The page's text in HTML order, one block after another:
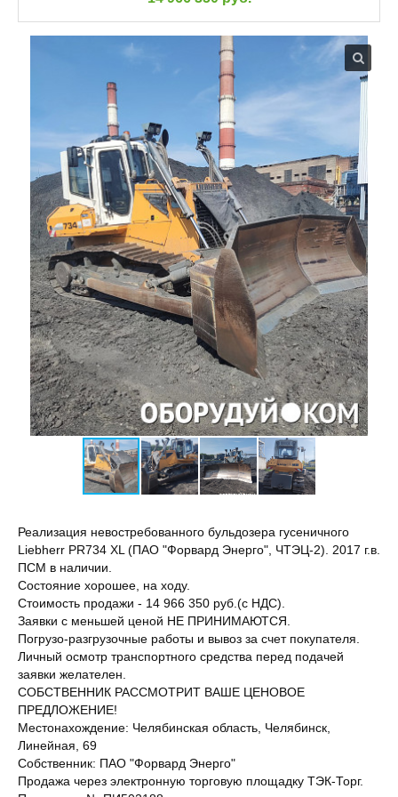
Реализация невостребованного бульдозера гусеничного
Liebherr PR734 XL (ПАО "Форвард Энерго", ЧТЭЦ-2). 2017 г.в.
ПСМ в наличии.
Состояние хорошее, на ходу.
Стоимость продажи - 14 966 350 руб.(с НДС).
Заявки с меньшей ценой НЕ ПРИНИМАЮТСЯ.
Погрузо-разгрузочные работы и вывоз за счет покупателя.
Личный осмотр транспортного средства перед подачей
заявки желателен.
СОБСТВЕННИК РАССМОТРИТ ВАШЕ ЦЕНОВОЕ
ПРЕДЛОЖЕНИЕ!
Местонахождение: Челябинская область, Челябинск,
Линейная, 69
Собственник: ПАО "Форвард Энерго"
Продажа через электронную торговую площадку ТЭК-Торг.